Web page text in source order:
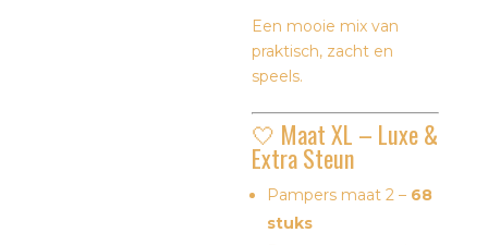
Een mooie mix van
praktisch, zacht en
speels.
🤍 Maat XL – Luxe &
Extra Steun
Pampers maat 2 – 68
stuks